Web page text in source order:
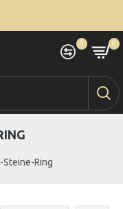
0 0
Steine-Ring